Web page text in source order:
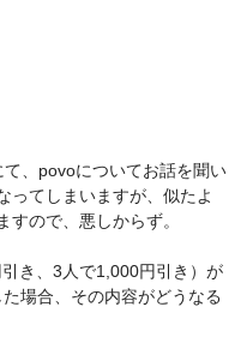
、povoについてお話を聞い
ってしまいますが、似たよ
すので、悪しからず。
き、3人で1,000円引き）が
場合、その内容がどうなる